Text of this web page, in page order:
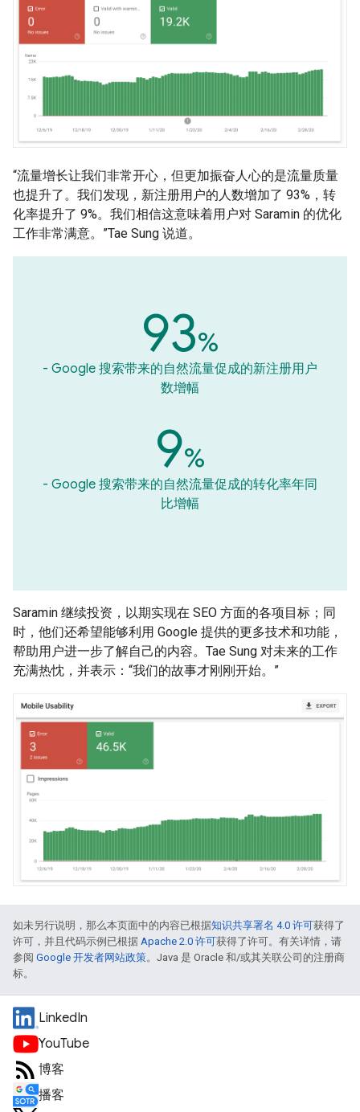
“流量增长让我们非常开心，但更加振奋人心的是流量质量
也提升了。我们发现，新注册用户的人数增加了 93%，转
化率提升了 9%。我们相信这意味着用户对 Saramin 的优化
工作非常满意。”Tae Sung 说道。
93%
- Google 搜索带来的自然流量促成的新注册用户
数增幅
9%
- Google 搜索带来的自然流量促成的转化率年同
比增幅
Saramin 继续投资，以期实现在 SEO 方面的各项目标；同
时，他们还希望能够利用 Google 提供的更多技术和功能，
帮助用户进一步了解自己的内容。Tae Sung 对未来的工作
充满热忱，并表示：“我们的故事才刚刚开始。”
如未另行说明，那么本页面中的内容已根据知识共享署名 4.0 许可获得了
许可，并且代码示例已根据 Apache 2.0 许可获得了许可。有关详情，请
参阅 Google 开发者网站政策。Java 是 Oracle 和/或其关联公司的注册商
标。
LinkedIn
YouTube
博客
播客